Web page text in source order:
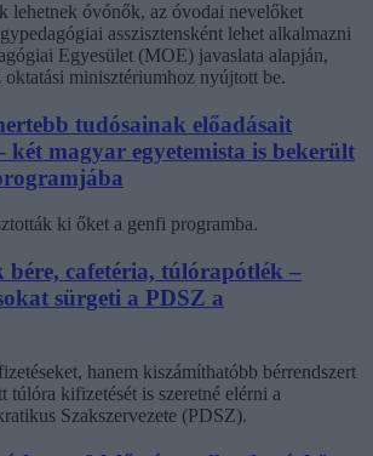
lehetnek óvónők, az óvodai nevelőket
asszisztensként lehet alkalmazni
Egyesület (MOE) javaslata alapján,
oktatási minisztériumhoz nyújtott be.
tudósainak előadásait
magyar egyetemista is bekerült
ki őket a genfi programba.
bére, cafetéria, túlórapótlék –
sürgeti a PDSZ a
hanem kiszámíthatóbb bérrendszert
túlóra kifizetését is szeretné elérni a
Szakszervezete (PDSZ).